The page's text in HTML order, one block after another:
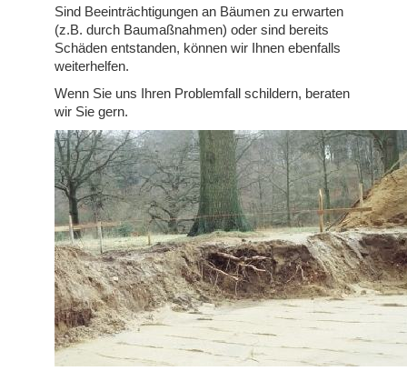
Sind Beeinträchtigungen an Bäumen zu erwarten
(z.B. durch Baumaßnahmen) oder sind bereits
Schäden entstanden, können wir Ihnen ebenfalls
weiterhelfen.
Wenn Sie uns Ihren Problemfall schildern, beraten
wir Sie gern.